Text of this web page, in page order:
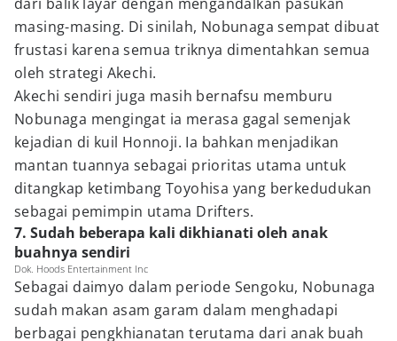
masing-masing. Di sinilah, Nobunaga sempat dibuat
frustasi karena semua triknya dimentahkan semua
oleh strategi Akechi.
Akechi sendiri juga masih bernafsu memburu
Nobunaga mengingat ia merasa gagal semenjak
kejadian di kuil Honnoji. Ia bahkan menjadikan
mantan tuannya sebagai prioritas utama untuk
ditangkap ketimbang Toyohisa yang berkedudukan
sebagai pemimpin utama Drifters.
7. Sudah beberapa kali dikhianati oleh anak
buahnya sendiri
Dok. Hoods Entertainment Inc
Sebagai daimyo dalam periode Sengoku, Nobunaga
sudah makan asam garam dalam menghadapi
berbagai pengkhianatan terutama dari anak buah